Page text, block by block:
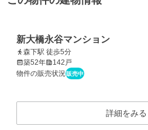
新大橋永谷マンション
森下駅 徒歩5分
築52年
142戸
物件の販売状況販売中
詳細をみる